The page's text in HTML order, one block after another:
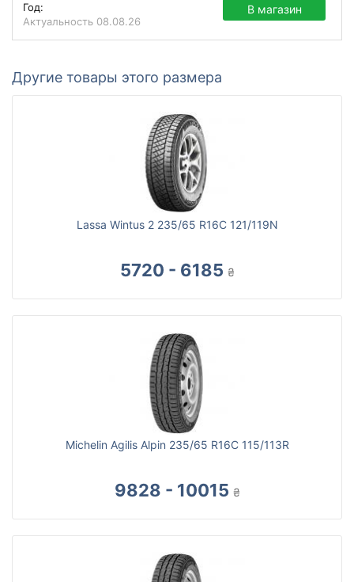
Год:
Актуальность 08.08.26
В магазин
Другие товары этого размера
Lassa Wintus 2 235/65 R16C 121/119N
5720 - 6185 ₴
Michelin Agilis Alpin 235/65 R16C 115/113R
9828 - 10015 ₴